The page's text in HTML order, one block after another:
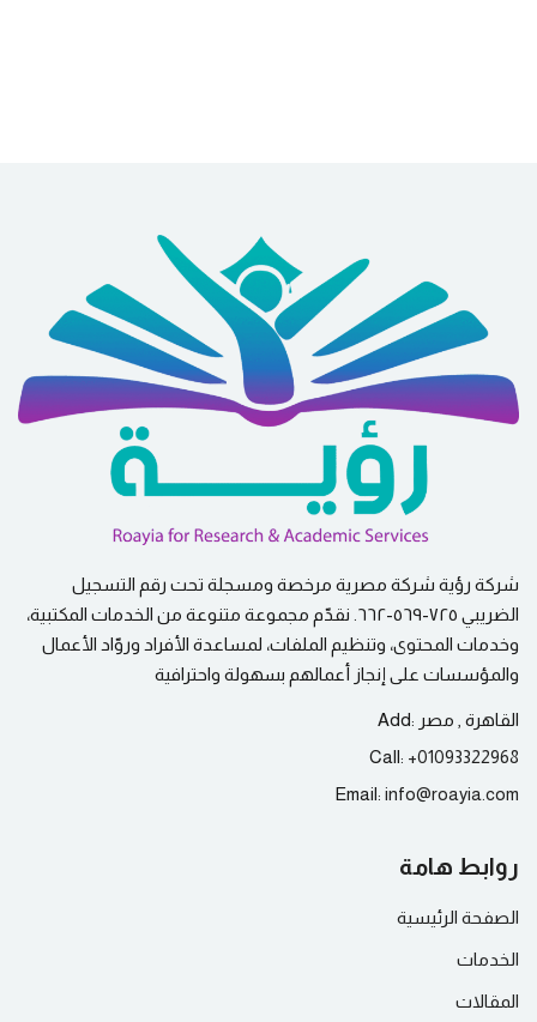
شركة رؤية شركة مصرية مرخصة ومسجلة تحت رقم التسجيل
الضريبي ٧٢٥-٥٦٩-٦٦٢. نقدّم مجموعة متنوعة من الخدمات المكتبية،
وخدمات المحتوى، وتنظيم الملفات، لمساعدة الأفراد وروّاد الأعمال
والمؤسسات على إنجاز أعمالهم بسهولة واحترافية
Add: القاهرة , مصر
Call: +01093322968
Email: info@roayia.com
روابط هامة
الصفحة الرئيسية
الخدمات
المقالات